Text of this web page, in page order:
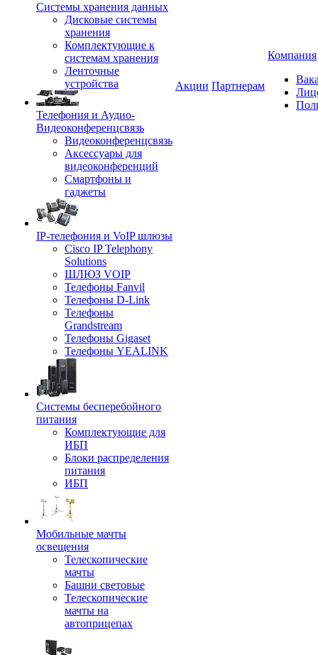
Системы хранения данных
Дисковые системы
хранения
Комплектующие к
системам хранения
Ленточные
устройства
Телефония и Аудио-
Видеоконференцсвязь
Видеоконференцсвязь
Аксессуары для
видеоконференций
Смартфоны и
гаджеты
IP-телефония и VoIP шлюзы
Cisco IP Telephony
Solutions
ШЛЮЗ VOIP
Телефоны Fanvil
Телефоны D-Link
Телефоны
Grandstream
Телефоны Gigaset
Телефоны YEALINK
Системы бесперебойного
питания
Комплектующие для
ИБП
Блоки распределения
питания
ИБП
Мобильные мачты
освещения
Телескопические
мачты
Башни световые
Телескопические
мачты на
автоприцепах
Акции Партнерам
Компания